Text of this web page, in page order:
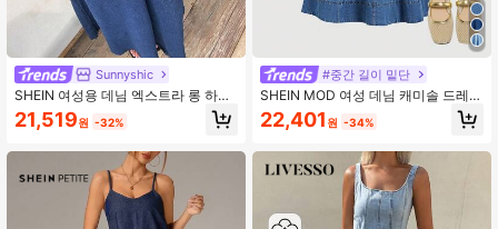
Sunnyshic
SHEIN 여성용 데님 엑스트라 롱 하이
슬릿 드레스
21,519원 -32%
#중간 길이 밑단
SHEIN MOD 여성 데님 캐미솔 드레
스, 캐주얼 피팅 미드 길이 블루, 휴가
의상 여성, 로맨틱 드레스, 90년대 의
서트 의상 여성, 세인트 패트릭 데이
드레스, 올드 머니 스타일 여성, 컨트
리 콘서트 의상, 빈티지 드레스 여성,
22,401 원 -34%